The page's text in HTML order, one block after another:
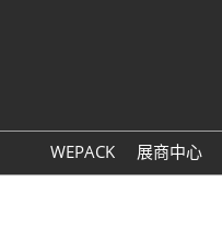
WEPACK
展商中心